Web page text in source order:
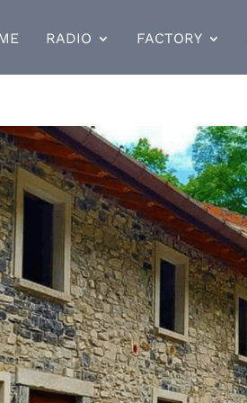
RADIO FACTORY